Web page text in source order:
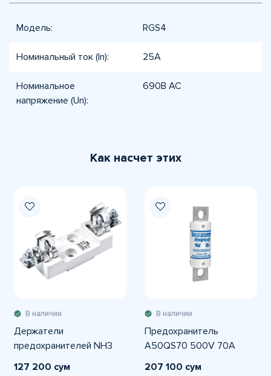
Модель: RGS4
Номинальный ток (In): 25А
Номинальное
напряжение (Un):
690В AC
Как насчет этих
В наличии
Держатели
предохранителей NH3
127 200 сум
В наличии
Предохранитель
A50QS70 500V 70A
207 100 сум